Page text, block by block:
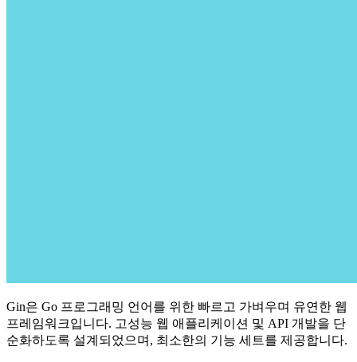
Gin은 Go 프로그래밍 언어를 위한 빠르고 가벼우며 유연한 웹
프레임워크입니다. 고성능 웹 애플리케이션 및 API 개발을 단
순화하도록 설계되었으며, 최소한의 기능 세트를 제공합니다.